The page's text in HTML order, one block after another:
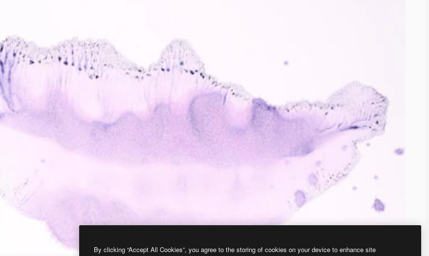
By clicking “Accept All Cookies”, you agree to the storing of cookies on your device to enhance site